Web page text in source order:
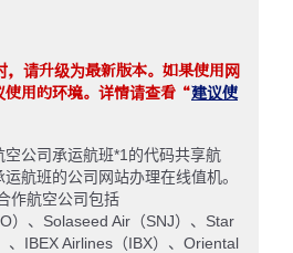
请升级为最新版本。如果使用网
使用的环境。详情请查看“建议使
公司承运航班*1的代码共享航
航班的公司网站办理在线值机。
作航空公司包括
）、Solaseed Air（SNJ）、Star
、IBEX Airlines（IBX）、Oriental